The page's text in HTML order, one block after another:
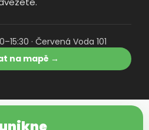
· Červená Voda 101
na mapě →